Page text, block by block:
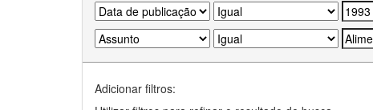
Adicionar filtros: